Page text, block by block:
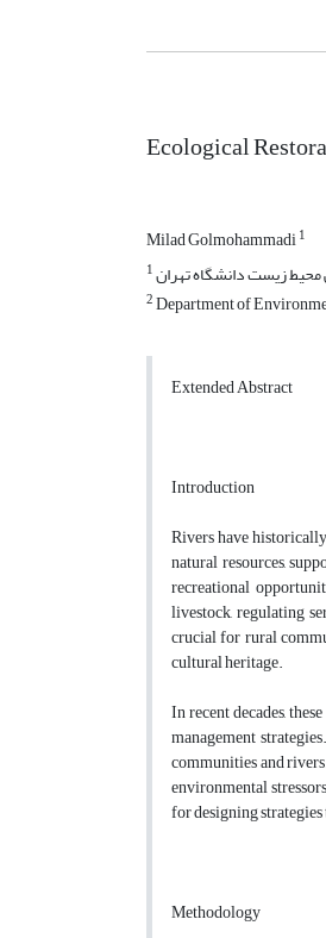
Ecological
Milad Golmohammadi1
1زیست دانشگاه تهران
2Department of
Extended Abstract
Introduction
Rivers have
natural resources,
recreational
livestock, regulating
crucial for rural
cultural heritage.
In recent decades,
management
communities and
environmental
for designing
Methodology